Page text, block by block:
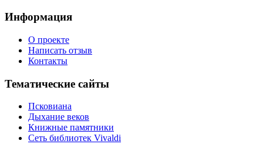
Информация
О проекте
Написать отзыв
Контакты
Тематические сайты
Псковиана
Дыхание веков
Книжные памятники
Сеть библиотек Vivaldi